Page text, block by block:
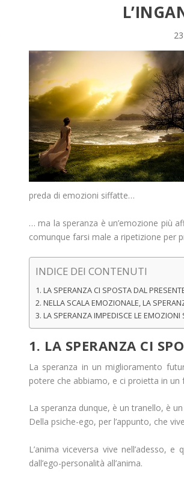
preda di emozioni siffatte…
… ma la speranza è un’emozione più
comunque farsi male a ripetizione per
INDICE DEI CONTENUTI
1. LA SPERANZA CI SPOSTA DAL
2. NELLA SCALA EMOZIONALE, LA
3. LA SPERANZA IMPEDISCE LE EMOZIONI
1. LA SPERANZA CI
La speranza in un miglioramento
potere che abbiamo, e ci proietta in
La speranza dunque, è un tranello, è
Della psiche-ego, per l’appunto, che
L’anima viceversa vive nell’adesso,
dall’ego-personalità all’anima.